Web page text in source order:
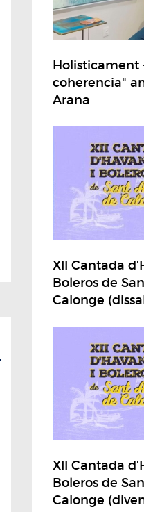
Holisticament
coherencia"
Arana
XII Cantada
Boleros de
Calonge
XII Cantada
Boleros de
Calonge